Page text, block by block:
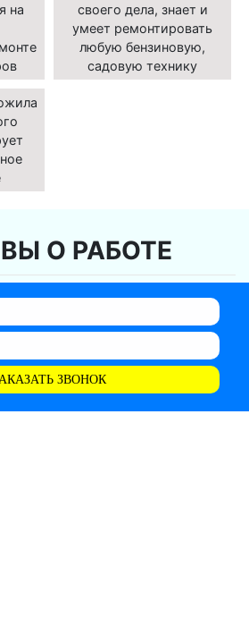
на
своего дела, знает и
умеет ремонтировать
любую бензиновую,
садовую технику
О РАБОТЕ
ЗВОНОК